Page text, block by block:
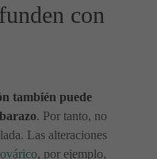
con
también puede
. Por tanto, no
Las alteraciones
, por ejemplo,